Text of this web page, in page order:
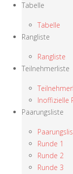
Tabelle
Tabelle
Rangliste
Rangliste
Teilnehmerliste
Inoffizielle
Paarungsliste
Runde 1
Runde 2
Runde 3